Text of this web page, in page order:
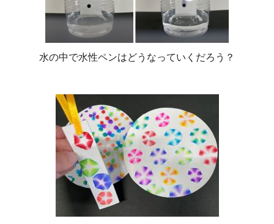
水の中で水性ペンはどうなっていくだろう？